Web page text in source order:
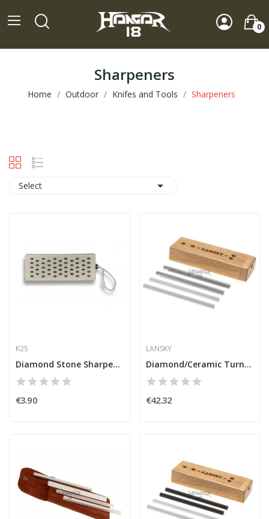
0
Sharpeners
Home Outdoor Knifes and Tools Sharpeners
Select 
K25
Diamond Stone Sharpener [K25]
€3.90
LANSKY
Diamond/Ceramic Turn Box [Lansky]
€42.32